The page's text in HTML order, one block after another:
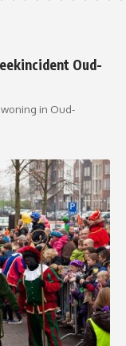
Oud-
in Oud-